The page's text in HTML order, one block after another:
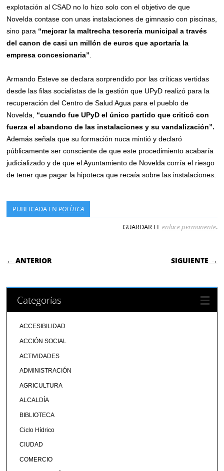
explotación al CSAD no lo hizo solo con el objetivo de que
Novelda contase con unas instalaciones de gimnasio con piscinas,
sino para “mejorar la maltrecha tesorería municipal a través
del canon de casi un millón de euros que aportaría la
empresa concesionaria”.
Armando Esteve se declara sorprendido por las críticas vertidas
desde las filas socialistas de la gestión que UPyD realizó para la
recuperación del Centro de Salud Agua para el pueblo de
Novelda, “cuando fue UPyD el único partido que criticó con
fuerza el abandono de las instalaciones y su vandalización”.
Además señala que su formación nuca mintió y declaró
públicamente ser consciente de que este procedimiento acabaría
judicializado y de que el Ayuntamiento de Novelda corría el riesgo
de tener que pagar la hipoteca que recaía sobre las instalaciones.
PUBLICADA ENPOLÍTICA
GUARDAR ELenlace permanente.
NAVEGACIÓN DE ENTRADAS
← ANTERIOR SIGUIENTE →
Categorías
ACCESIBILIDAD
ACCIÓN SOCIAL
ACTIVIDADES
ADMINISTRACIÓN
AGRICULTURA
ALCALDÍA
BIBLIOTECA
Ciclo Hídrico
CIUDAD
COMERCIO